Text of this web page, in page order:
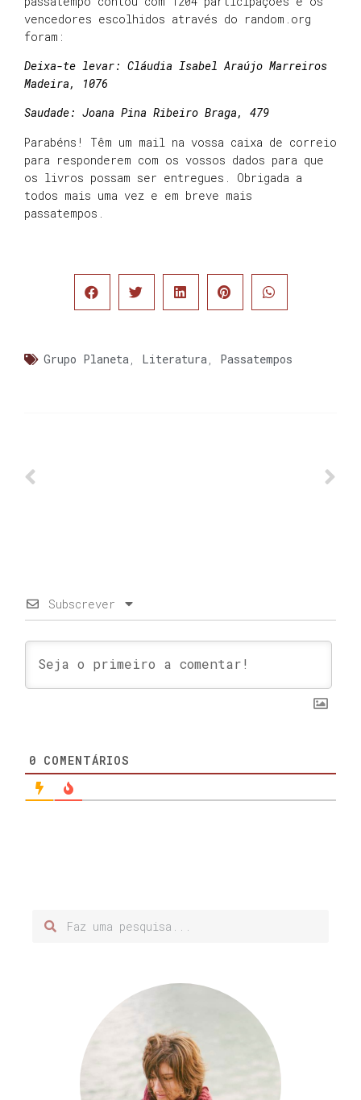
vencedores escolhidos através do random.org
foram:
Deixa-te levar: Cláudia Isabel Araújo Marreiros
Madeira, 1076
Saudade: Joana Pina Ribeiro Braga, 479
Parabéns! Têm um mail na vossa caixa de correio
para responderem com os vossos dados para que
os livros possam ser entregues. Obrigada a
todos mais uma vez e em breve mais
passatempos.
Grupo Planeta, Literatura, Passatempos
Subscrever
0 COMENTÁRIOS